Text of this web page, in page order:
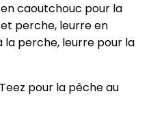
en caoutchouc pour la
perche, leurre en
perche, leurre pour la
pour la pêche au